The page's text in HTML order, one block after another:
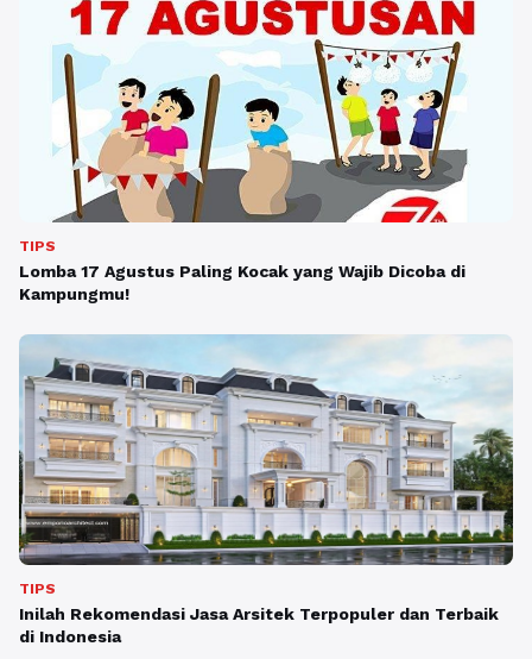
TIPS
Lomba 17 Agustus Paling Kocak yang Wajib Dicoba di
Kampungmu!
TIPS
Inilah Rekomendasi Jasa Arsitek Terpopuler dan Terbaik
di Indonesia